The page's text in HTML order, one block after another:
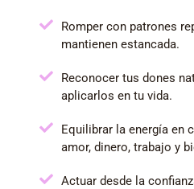
Romper con patrones
mantienen estancada.
Reconocer tus dones
aplicarlos en tu vida.
Equilibrar la energía en
amor, dinero, trabajo y
Actuar desde la